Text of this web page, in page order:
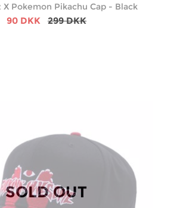
X Pokemon Pikachu Cap - Black
90 DKK 299 DKK
SOLD OUT